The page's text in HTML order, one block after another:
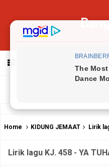
Home KIDUNG JEMAAT Lirik
Lirik lagu KJ. 458 - YA